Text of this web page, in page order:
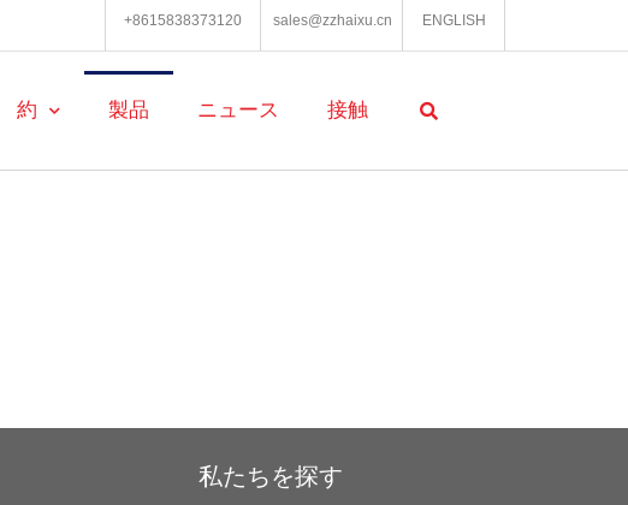
+8615838373120 sales@zzhaixu.cn ENGLISH
約 製品 ニュース 接触
私たちを探す